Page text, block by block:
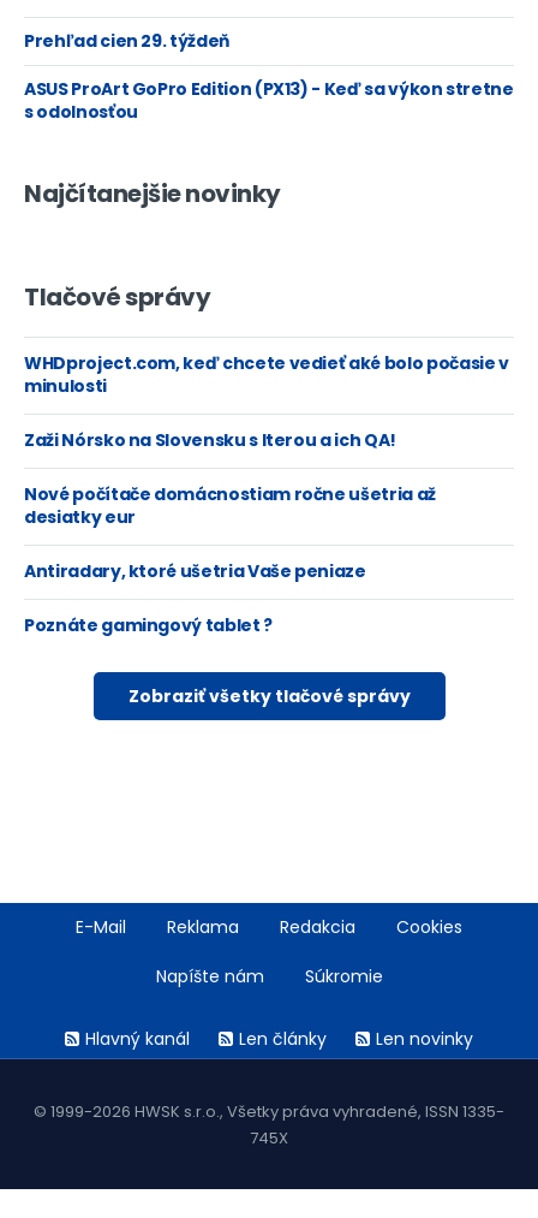
Prehľad cien 29. týždeň
ASUS ProArt GoPro Edition (PX13) - Keď sa výkon stretne
s odolnosťou
Najčítanejšie novinky
Tlačové správy
WHDproject.com, keď chcete vedieť aké bolo počasie v
minulosti
Zaži Nórsko na Slovensku s Iterou a ich QA!
Nové počítače domácnostiam ročne ušetria až
desiatky eur
Antiradary, ktoré ušetria Vaše peniaze
Poznáte gamingový tablet ?
Zobraziť všetky tlačové správy
FooterE-Mail Reklama Redakcia Cookies
Napíšte nám Súkromie
menuHlavný kanál Len články Len novinky
© 1999-2026 HWSK s.r.o., Všetky práva vyhradené, ISSN 1335-
745X